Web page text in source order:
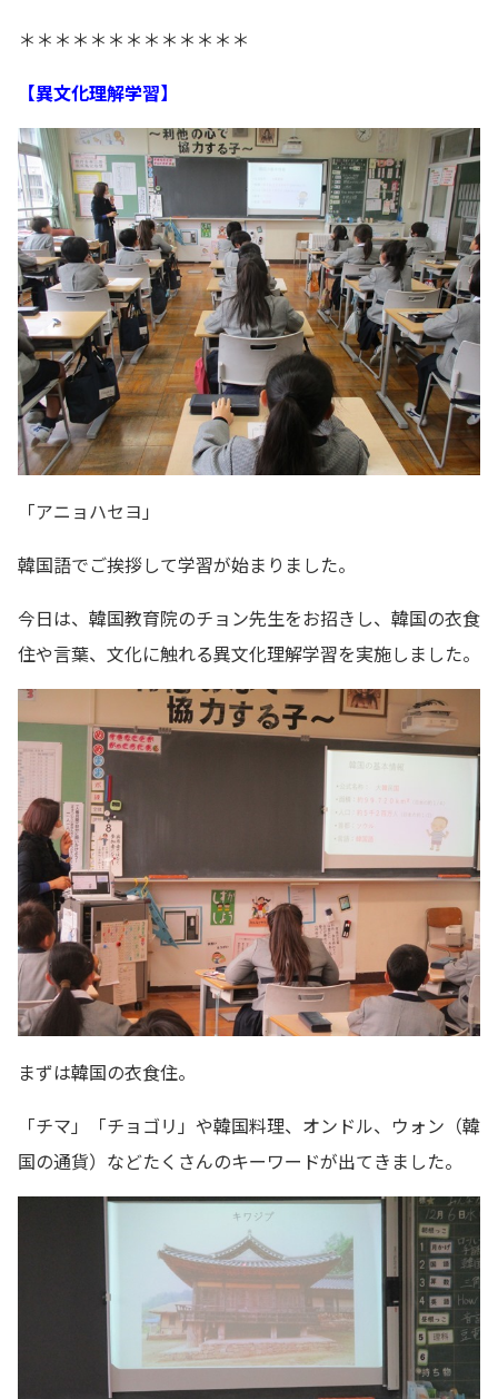
＊＊＊＊＊＊＊＊＊＊＊＊＊
【異文化理解学習】
「アニョハセヨ」
韓国語でご挨拶して学習が始まりました。
今日は、韓国教育院のチョン先生をお招きし、韓国の衣食
住や言葉、文化に触れる異文化理解学習を実施しました。
まずは韓国の衣食住。
「チマ」「チョゴリ」や韓国料理、オンドル、ウォン（韓
国の通貨）などたくさんのキーワードが出てきました。